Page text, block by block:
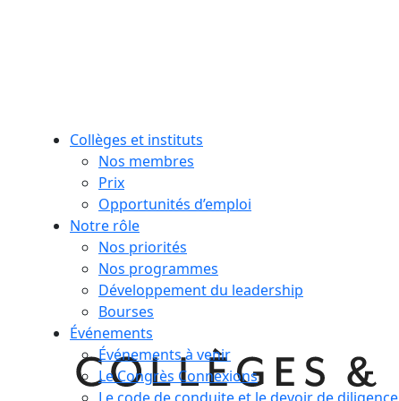
Collèges et instituts
Nos membres
Prix
Opportunités d’emploi
Notre rôle
Nos priorités
Nos programmes
Développement du leadership
Bourses
Événements
Événements à venir
Le Congrès Connexions